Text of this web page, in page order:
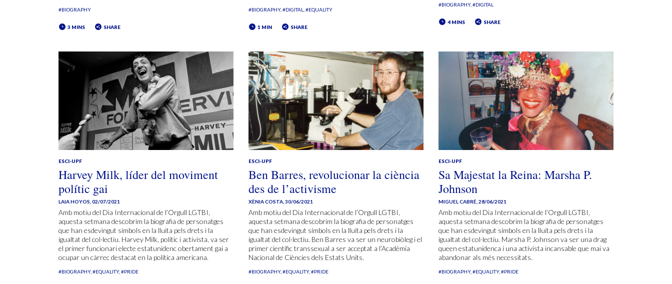
#BIOGRAPHY
3 MINS SHARE
#BIOGRAPHY #DIGITAL #EQUALITY
1 MIN SHARE
#BIOGRAPHY #DIGITAL
4 MINS SHARE
ESCI-UPF
Harvey Milk, líder del moviment
polític gai
LAIA HOYOS 02/07/2021
Amb motiu del Dia Internacional de l’Orgull LGTBI,
aquesta setmana descobrim la biografia de personatges
que han esdevingut símbols en la lluita pels drets i la
igualtat del col·lectiu. Harvey Milk, polític i activista, va ser
el primer funcionari electe estatunidenc obertament gai a
ocupar un càrrec destacat en la política americana.
#BIOGRAPHY #EQUALITY #PRIDE
ESCI-UPF
Ben Barres, revolucionar la ciència
des de l’activisme
XÈNIA COSTA, 30/06/2021
Amb motiu del Dia Internacional de l’Orgull LGTBI,
aquesta setmana descobrim la biografia de personatges
que han esdevingut símbols en la lluita pels drets i la
igualtat del col·lectiu. Ben Barres va ser un neurobiòleg i el
primer científic transsexual a ser acceptat a l’Acadèmia
Nacional de Ciències dels Estats Units.
#BIOGRAPHY #EQUALITY #PRIDE
ESCI-UPF
Sa Majestat la Reina: Marsha P.
Johnson
MIGUEL CABRÉ, 28/06/2021
Amb motiu del Dia Internacional de l’Orgull LGTBI,
aquesta setmana descobrim la biografia de personatges
que han esdevingut símbols en la lluita pels drets i la
igualtat del col·lectiu. Marsha P. Johnson va ser una drag
queen estatunidenca i una activista incansable que mai va
abandonar als més necessitats.
#BIOGRAPHY #EQUALITY #PRIDE